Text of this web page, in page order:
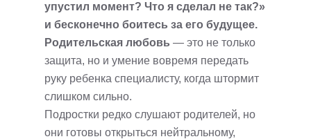
упустил момент? Что я сделал не так?»
и бесконечно боитесь за его будущее.
Родительская любовь — это не только
защита, но и умение вовремя передать
руку ребенка специалисту, когда штормит
слишком сильно.
Подростки редко слушают родителей, но
они готовы открыться нейтральному,